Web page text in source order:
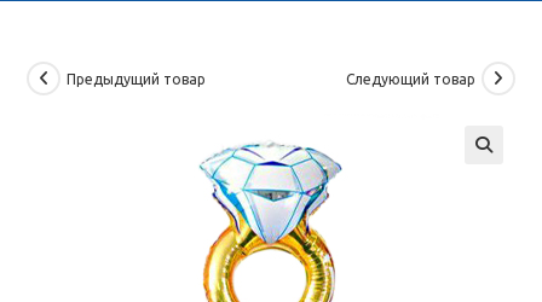
Предыдущий товар Следующий товар